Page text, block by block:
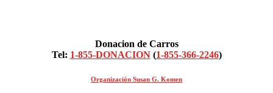
Donacion de Carros
Tel: 1-855-DONACION(1-855-366-2246)
Organización Susan G. Komen